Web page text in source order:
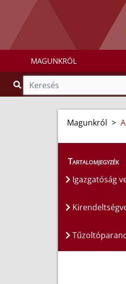
MAGUNKRÓL
Magunkról >
Tartalomjegyzék
Igazgatóság